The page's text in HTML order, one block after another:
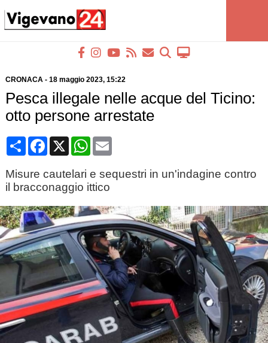
CRONACA- 18 maggio 2023, 15:22
Pesca illegale nelle acque del Ticino:
otto persone arrestate
CondividiFacebook
X WhatsApp
Email
Misure cautelari e sequestri in un'indagine contro
il bracconaggio ittico